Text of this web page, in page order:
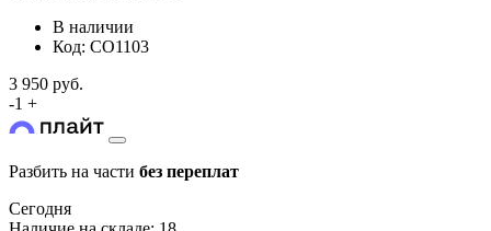
В наличии
Код: CO1103
3 950 руб.
-1 +
Разбить на части без переплат
Сегодня